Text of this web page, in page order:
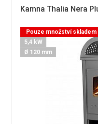
Kamna Thalia Nera
Pouze množství skladem
5,4 kW
Ø 120 mm